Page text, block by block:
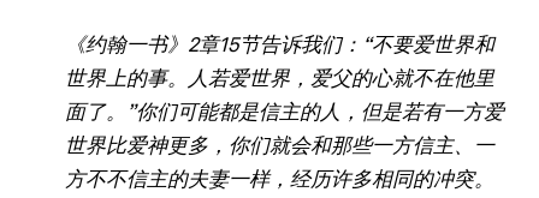
《约翰一书》2章15节告诉我们：“不要爱世界和
世界上的事。人若爱世界，爱父的心就不在他里
面了。”你们可能都是信主的人，但是若有一方爱
世界比爱神更多，你们就会和那些一方信主、一
方不不信主的夫妻一样，经历许多相同的冲突。